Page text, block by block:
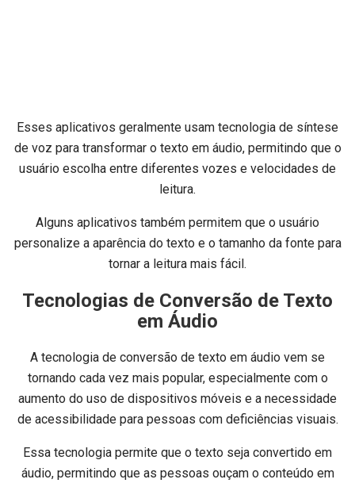
Esses aplicativos geralmente usam tecnologia de síntese
de voz para transformar o texto em áudio, permitindo que o
usuário escolha entre diferentes vozes e velocidades de
leitura.
Alguns aplicativos também permitem que o usuário
personalize a aparência do texto e o tamanho da fonte para
tornar a leitura mais fácil.
Tecnologias de Conversão de Texto
em Áudio
A tecnologia de conversão de texto em áudio vem se
tornando cada vez mais popular, especialmente com o
aumento do uso de dispositivos móveis e a necessidade
de acessibilidade para pessoas com deficiências visuais.
Essa tecnologia permite que o texto seja convertido em
áudio, permitindo que as pessoas ouçam o conteúdo em